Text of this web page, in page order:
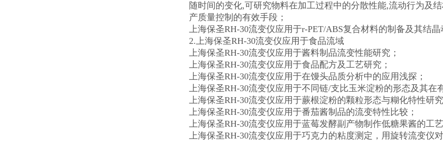
随时间的变化,可研究物料在加工过程中的分散性能,流动行为及
产质量控制的有效手段；
上海保圣RH-30流变仪应用于r-PET/ABS复合材料的制备及其结晶
2.上海保圣RH-30流变仪应用于食品流域
上海保圣RH-30流变仪应用于酱料制品流变性能研究；
上海保圣RH-30流变仪应用于食品配方及工艺研究；
上海保圣RH-30流变仪应用于在馒头品质分析中的应用浅探；
上海保圣RH-30流变仪应用于不同链/支比玉米淀粉的形态及其在
上海保圣RH-30流变仪应用于蕨根淀粉的颗粒形态与糊化特性研究
上海保圣RH-30流变仪应用于番茄酱制品的流变特性比较；
上海保圣RH-30流变仪应用于蓝莓发酵副产物制作低糖果酱的工艺
上海保圣RH-30流变仪应用于巧克力的粘度测定，用旋转流变仪